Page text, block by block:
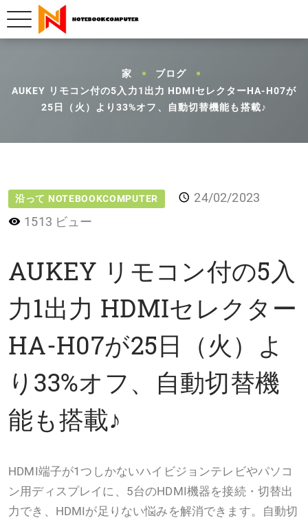
家
ブログ
AUKEY リモコン付の5入力1出力 HDMIセレクターHA-H07が
25日（火）より33%オフ、自動切替機能も搭載♪
沿って NOTEBOOKCOMPUTER
24/02/2023
1513 ビュー
AUKEY リモコン付の5入
力1出力 HDMIセレクター
HA-H07が25日（火）よ
り33%オフ、自動切替機
能も搭載♪
HDMI端子が1つしかないハイビジョンテレビやパソコ
ン用ディスプレイに、5台のHDMI機器を接続・切替出
力でき、HDMIが足りない悩みを解消できます。自動切